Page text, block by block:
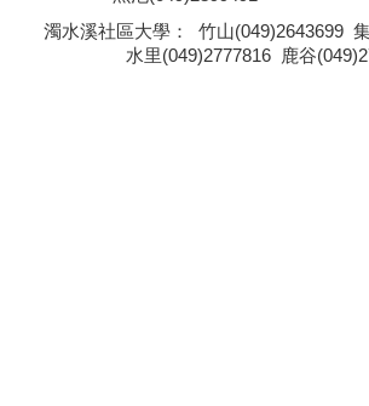
濁水溪社區大學： 竹山(049)2643699
水里(049)2777816 鹿谷